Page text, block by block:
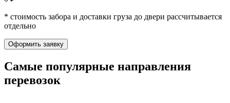
* стоимость забора и доставки груза до двери рассчитывается
отдельно
Оформить заявку
Самые популярные направления
перевозок